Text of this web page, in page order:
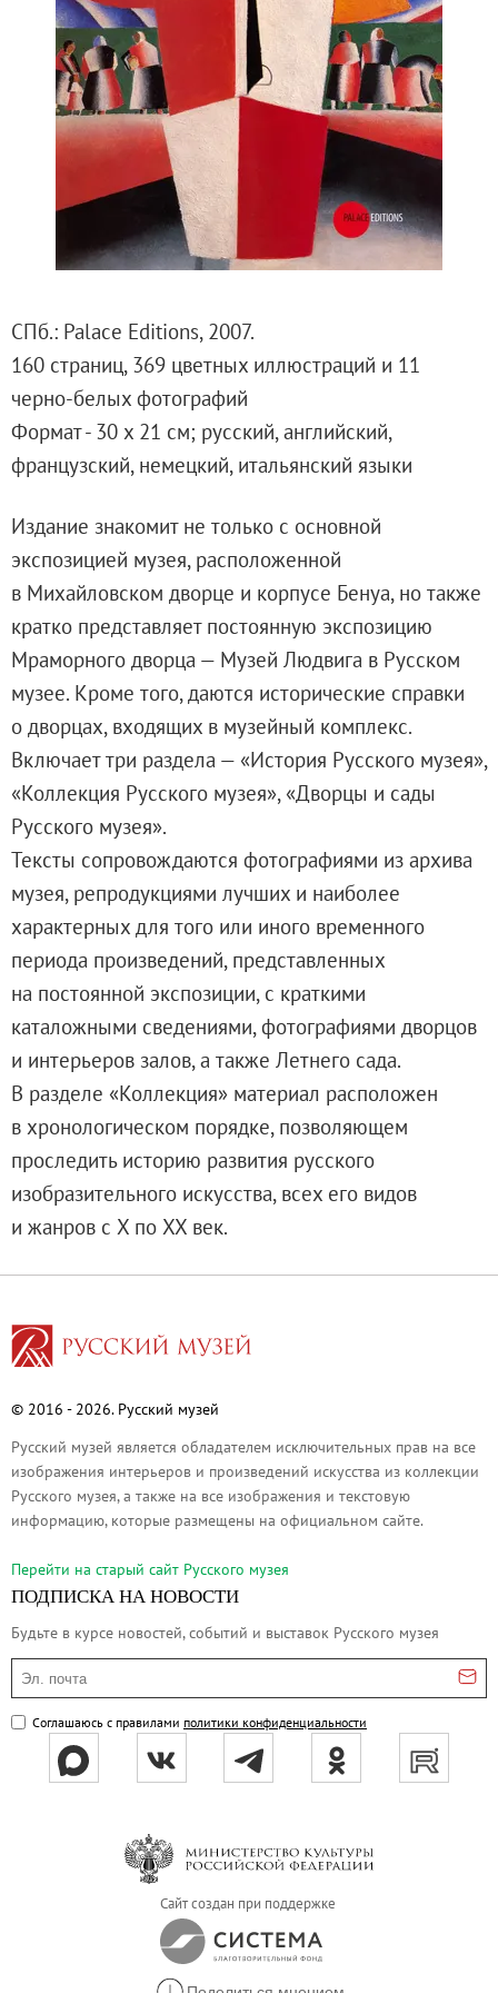
Русское искусство второй половины
Русское народное искусство XVII-XXI
Будущие выставки
Выездные выставки
Садко
Михаил Нестеров
Архив выставок
Степан Эрьзя – скульптор мира. К
Русская традиция
Наш авангард
Фёдор Васильев. К 175-летию со дня
Посетителям
Справочная информация
О билетах, льготах и услугах
Правила покупки и возврата билетов
Правила посещения музея
Высказать мнение / Сообщить о проблеме
Экскурсии
Лекции и абонементы
Лекции
Абонементы
Доступный музей
Программы и мероприятия
Социально-культурные проекты
О Музее
Генеральный директор
Дирекция
Михайловский дворец
Корпус Бенуа
Михайловский (Инженерный) замок
Строгановский дворец
Летний дворец Петра I
Михайловский сад
Западный павильон Михайловского
Восточный павильон Михайловского
Филиал в Кемерово
Партнеры и спонсоры
Ассоциация художественных музеев
Уставные документы
Закупки
Результаты проведения специальной
Противодействие терроризму
Противодействие коррупции
Страницы памяти
Древнерусское искусство
СПб.: Palace Editions, 2007.
160 страниц, 369 цветных иллюстраций и 11
черно-белых фотографий
Формат - 30 х 21 см; русский, английский,
французский, немецкий, итальянский языки
Издание знакомит не только с основной
экспозицией музея, расположенной
в Михайловском дворце и корпусе Бенуа, но также
кратко представляет постоянную экспозицию
Мраморного дворца — Музей Людвига в Русском
музее. Кроме того, даются исторические справки
о дворцах, входящих в музейный комплекс.
Включает три раздела — «История Русского музея»,
«Коллекция Русского музея», «Дворцы и сады
Русского музея».
Тексты сопровождаются фотографиями из архива
музея, репродукциями лучших и наиболее
характерных для того или иного временного
периода произведений, представленных
на постоянной экспозиции, с краткими
каталожными сведениями, фотографиями дворцов
и интерьеров залов, а также Летнего сада.
В разделе «Коллекция» материал расположен
в хронологическом порядке, позволяющем
проследить историю развития русского
изобразительного искусства, всех его видов
и жанров с X по XX век.
© 2016 - 2026. Русский музей
Русский музей является обладателем исключительных прав на все
изображения интерьеров и произведений искусства из коллекции
Русского музея, а также на все изображения и текстовую
информацию, которые размещены на официальном сайте.
Перейти на cтарый сайт Русского музея
ПОДПИСКА НА НОВОСТИ
Будьте в курсе новостей, событий и выставок Русского музея
Эл. почта
Соглашаюсь с правилами политики конфиденциальности
Сайт создан при поддержке